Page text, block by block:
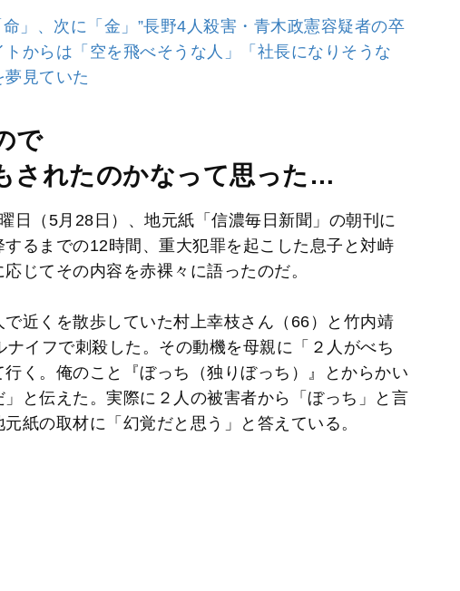
」、次に「金」”長野4人殺害・青木政憲容疑者の卒
からは「空を飛べそうな人」「社長になりそうな
見ていた
で
されたのかなって思った…
日（5月28日）、地元紙「信濃毎日新聞」の朝刊に
るまでの12時間、重大犯罪を起こした息子と対峙
じてその内容を赤裸々に語ったのだ。
近くを散歩していた村上幸枝さん（66）と竹内靖
イフで刺殺した。その動機を母親に「２人がべち
く。俺のこと『ぼっち（独りぼっち）』とからかい
と伝えた。実際に２人の被害者から「ぼっち」と言
紙の取材に「幻覚だと思う」と答えている。